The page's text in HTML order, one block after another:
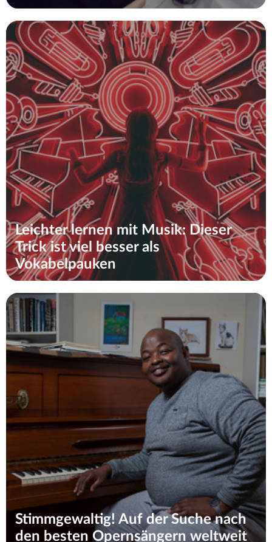
Leichter lernen mit Musik: Dieser
Trick ist viel besser als
Vokabelpauken
Stimmgewaltig! Auf der Suche nach
den besten Opernsängern weltweit